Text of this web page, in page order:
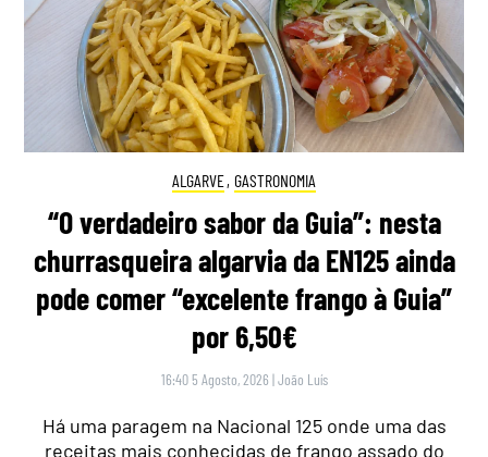
ALGARVE, GASTRONOMIA
“O verdadeiro sabor da Guia”: nesta
churrasqueira algarvia da EN125 ainda
pode comer “excelente frango à Guia”
por 6,50€
16:40 5 Agosto, 2026 |João Luís
Há uma paragem na Nacional 125 onde uma das
receitas mais conhecidas de frango assado do